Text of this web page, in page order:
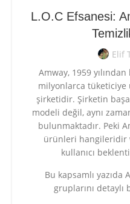
L.O.C Efsanesi:
Elif
Amway, 1959
milyonlarca tüketiciye
şirketidir. Şirketin
modeli değil, aynı
bulunmaktadır. Peki
ürünleri hangileridir
kullanıcı
Bu kapsamlı yazıda
gruplarını